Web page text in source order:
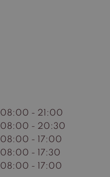
08:00 - 21:00
08:00 - 20:30
08:00 - 17:00
08:00 - 17:30
08:00 - 17:00